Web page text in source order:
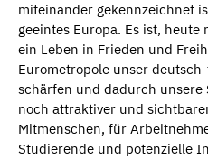
miteinander gekennzeichnet
geeintes Europa. Es ist,
ein Leben in Frieden und
Eurometropole unser
schärfen und dadurch unsere
noch attraktiver und
Mitmenschen, für
Studierende und potenzielle